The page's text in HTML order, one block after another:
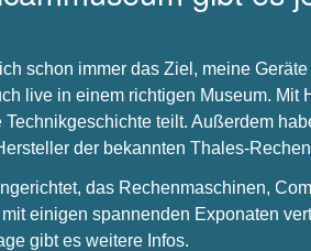
schon immer das Ziel, meine
live in einem richtigen Museum. Mit
teilt. Außerdem
der bekannten Thales-
das Rechenmaschinen,
einigen spannenden Exponaten
gibt es weitere Infos.